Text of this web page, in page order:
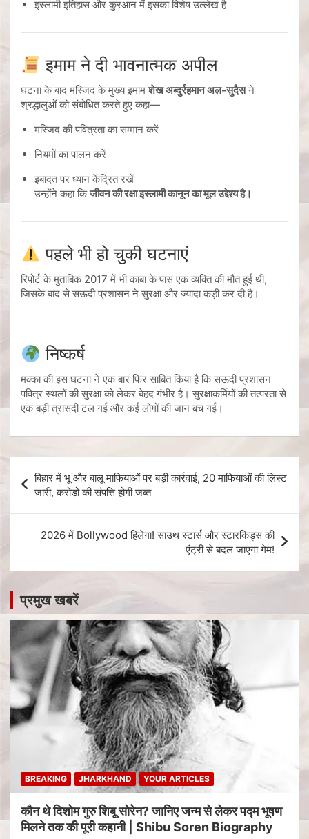
इस्लामी इतिहास और कुरआन में इसका विशेष उल्लेख है
इमाम ने दी भावनात्मक अपील
घटना के बाद मस्जिद के मुख्य इमामशेख अब्दुर्रहमान अल-सुदैसने
श्रद्धालुओं को संबोधित करते हुए कहा—
मस्जिद की पवित्रता का सम्मान करें
नियमों का पालन करें
इबादत पर ध्यान केंद्रित रखें
उन्होंने कहा किजीवन की रक्षा इस्लामी कानून का मूल उद्देश्य है।
पहले भी हो चुकी घटनाएं
रिपोर्ट के मुताबिक 2017 में भी काबा के पास एक व्यक्ति की मौत हुई थी,
जिसके बाद से सऊदी प्रशासन ने सुरक्षा और ज्यादा कड़ी कर दी है।
निष्कर्ष
मक्का की इस घटना ने एक बार फिर साबित किया है कि सऊदी प्रशासन
पवित्र स्थलों की सुरक्षा को लेकर बेहद गंभीर है। सुरक्षाकर्मियों की तत्परता से
एक बड़ी त्रासदी टल गई और कई लोगों की जान बच गई।
बिहार में भू और बालू माफियाओं पर बड़ी कार्रवाई, 20 माफियाओं की लिस्ट
जारी, करोड़ों की संपत्ति होगी जब्त
2026 में Bollywood हिलेगा! साउथ स्टार्स और स्टारकिड्स की
एंट्री से बदल जाएगा गेम!
प्रमुख खबरें
BREAKING JHARKHAND YOUR ARTICLES
कौन थे दिशोम गुरु शिबू सोरेन? जानिए जन्म से लेकर पद्म भूषण
मिलने तक की पूरी कहानी | Shibu Soren Biography